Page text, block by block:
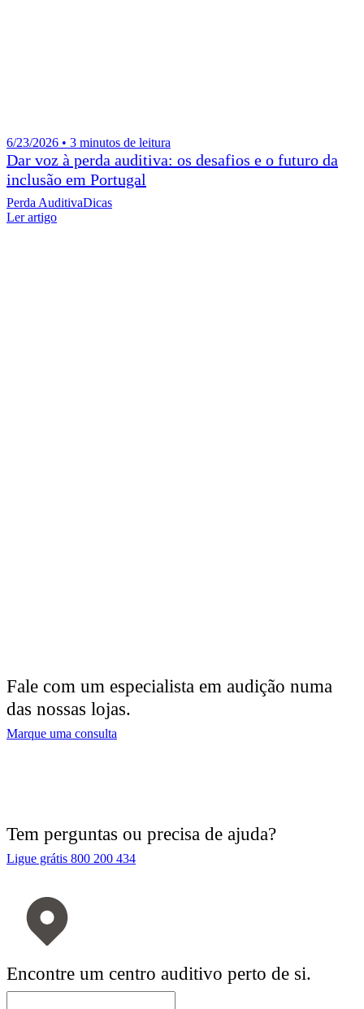
6/23/2026 • 3 minutos de leitura
Dar voz à perda auditiva: os desafios e o futuro da
inclusão em Portugal
Perda AuditivaDicas
Ler artigo
Fale com um especialista em audição numa
das nossas lojas.
Marque uma consulta
Tem perguntas ou precisa de ajuda?
Ligue grátis 800 200 434
Encontre um centro auditivo perto de si.